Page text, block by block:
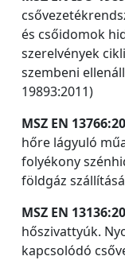
és csőidomok
szerelvények
szembeni
19893:2011)
MSZ EN
hőre lágyuló
folyékony
földgáz
MSZ EN
hőszivattyúk.
kapcsolódó